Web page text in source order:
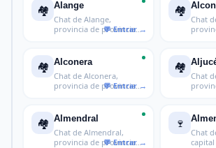
🏘️ Alange
Chat de Alange,
provincia de provincia
🏘️
Chat
🏘️ Alconera
Chat de Alconera,
provincia de provincia
🏘️
Chat
🏘️ Almendral
Chat de Almendral,
provincia de provincia
🍷
Chat